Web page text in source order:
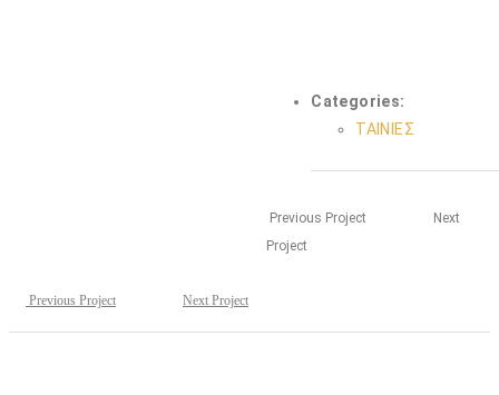
Categories:
ΤΑΙΝΙΕΣ
Previous Project
Next
Project
Previous Project Next Project